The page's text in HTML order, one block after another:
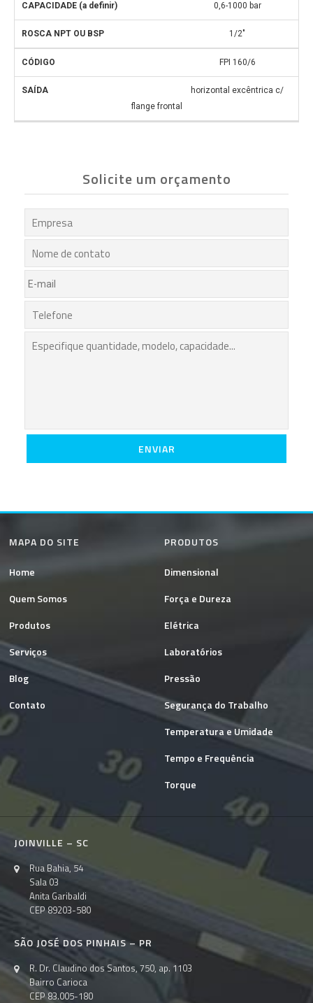
0,6-1000 bar
1/2″
FPI 160/6
horizontal excêntrica c/
flange frontal
Solicite um orçamento
MAPA DO SITE
Home
Quem Somos
Produtos
Serviços
Blog
Contato
PRODUTOS
Dimensional
Força e Dureza
Elétrica
Laboratórios
Pressão
Segurança do Trabalho
Temperatura e Umidade
Tempo e Frequência
Torque
JOINVILLE – SC
Rua Bahia, 54
Sala 03
Anita Garibaldi
CEP 89203-580
SÃO JOSÉ DOS PINHAIS – PR
R. Dr. Claudino dos Santos, 750, ap. 1103
Bairro Carioca
CEP 83.005-180